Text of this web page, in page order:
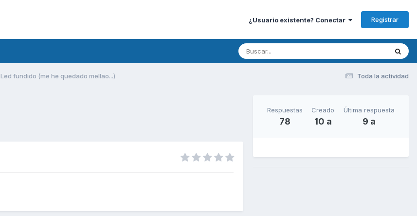
¿Usuario existente? Conectar Registrar
Toda la actividad
Led fundido (me he quedado mellao...)
Respuestas
78
Creado
10 a
Última respuesta
9 a